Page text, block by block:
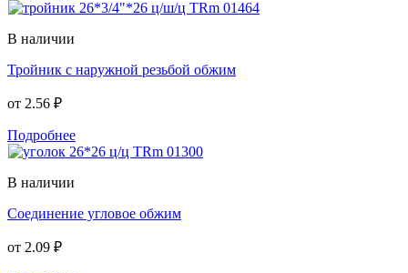
В наличии
Тройник с наружной резьбой обжим
от 2.56 ₽
Подробнее
В наличии
Соединение угловое обжим
от 2.09 ₽